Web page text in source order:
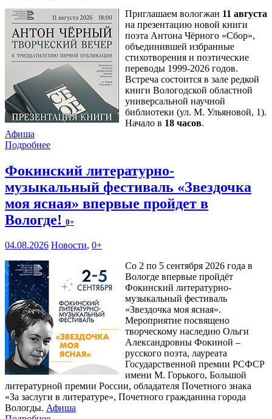
Приглашаем вологжан 11 августа
на презентацию новой книги
поэта Антона Чёрного «Сбор»,
объединившей избранные
стихотворения и поэтические
переводы 1999-2026 годов.
Встреча состоится в зале редкой
книги Вологодской областной
универсальной научной
библиотеки (ул. М. Ульяновой, 1).
Начало в 18 часов.
Афиша
Подробнее
Фокинский литературно-
музыкальный фестиваль «Звездочка
моя ясная» впервые пройдет в
Вологде! 0+
04.08.2026 Новости, 0+
Со 2 по 5 сентября 2026 года в
Вологде впервые пройдёт
Фокинский литературно-
музыкальный фестиваль
«Звездочка моя ясная».
Мероприятие посвящено
творческому наследию Ольги
Александровны Фокиной –
русского поэта, лауреата
Государственной премии РСФСР
имени М. Горького, Большой
литературной премии России, обладателя Почетного знака
«За заслуги в литературе», Почетного гражданина города
Вологды. Афиша